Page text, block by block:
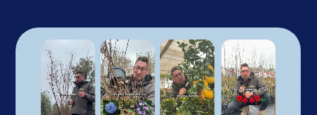
branding
online
advertising